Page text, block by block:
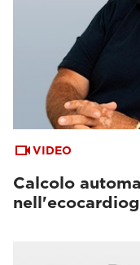
VIDEO
Calcolo